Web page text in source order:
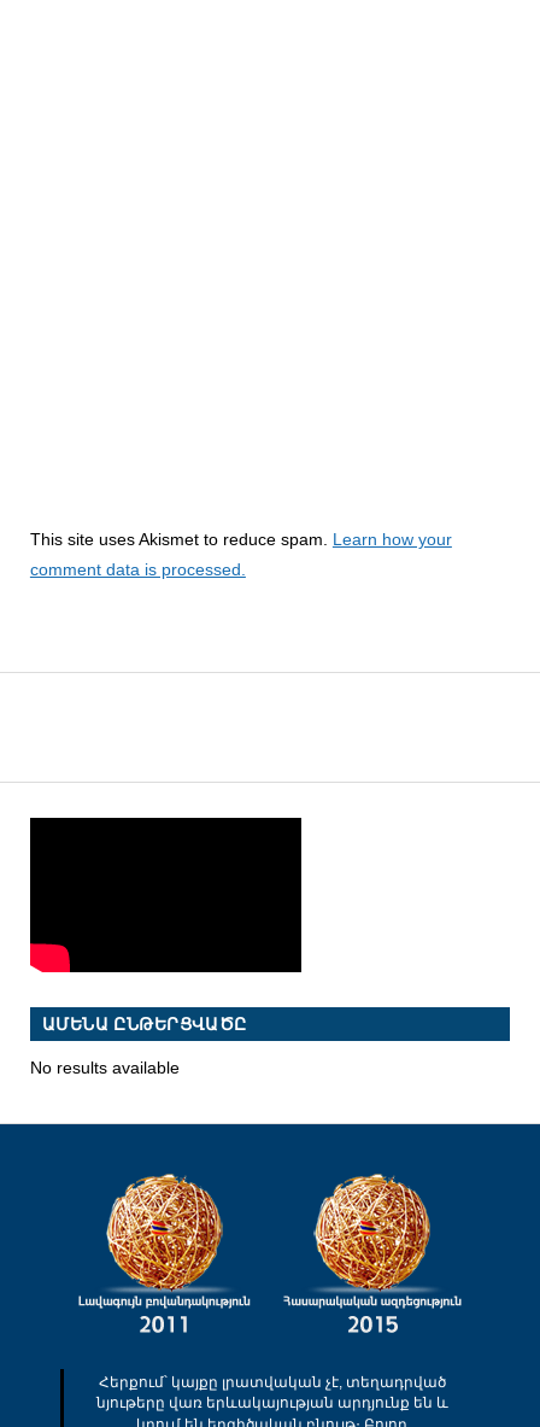
This site uses Akismet to reduce spam. Learn how your
comment data is processed.
ԱՄԵՆԱ ԸՆԹԵՐՑՎԱԾԸ
No results available
Հերքում՝ կայքը լրատվական չէ, տեղադրված
նյութերը վառ երևակայության արդյունք են և